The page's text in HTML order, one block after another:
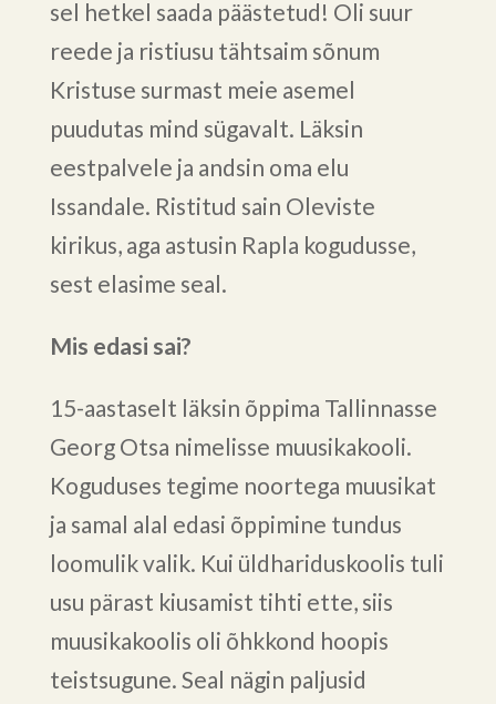
sel hetkel saada päästetud! Oli suur
reede ja ristiusu tähtsaim sõnum
Kristuse surmast meie asemel
puudutas mind sügavalt. Läksin
eestpalvele ja andsin oma elu
Issandale. Ristitud sain Oleviste
kirikus, aga astusin Rapla kogudusse,
sest elasime seal.
Mis edasi sai?
15-aastaselt läksin õppima Tallinnasse
Georg Otsa nimelisse muusikakooli.
Koguduses tegime noortega muusikat
ja samal alal edasi õppimine tundus
loomulik valik. Kui üldhariduskoolis tuli
usu pärast kiusamist tihti ette, siis
muusikakoolis oli õhkkond hoopis
teistsugune. Seal nägin paljusid